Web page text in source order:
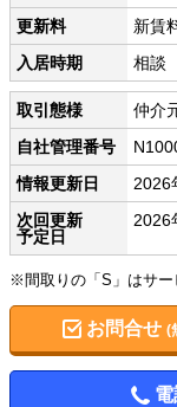
更新料
新賃
入居時期
相談
取引態様
仲介
自社管理番号
情報更新日
2026
次回更新
予定日
2026
※間取りの「S」はサー
お問合せ (
電